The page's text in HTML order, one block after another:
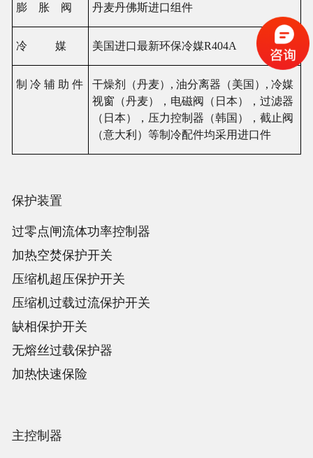
膨 胀 阀 丹麦丹佛斯进口组件
冷 媒 美国进口最新环保冷媒R404A
制 冷 辅助 件 干燥剂 （丹麦） , 油分离器（美国 ） , 冷媒
视窗（丹麦）， 电磁阀 （日本）， 过滤器
（日本）， 压力控制器（韩国 ），截止阀
（意大利）等制冷配件均采用进口件
保护装置
过零点闸流体功率控制器
加热空焚保护开关
压缩机超 压保护开关
压缩机过载过流保护开关
缺相保护开关
无熔丝过载保护器
加热快速保险
主控制器